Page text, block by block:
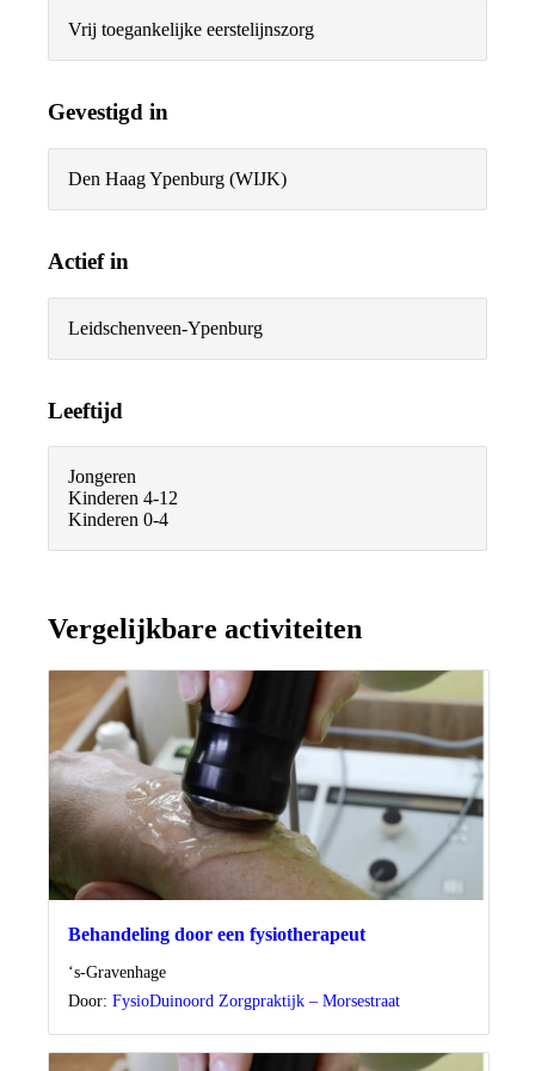
Vrij toegankelijke eerstelijnszorg
Gevestigd in
Den Haag Ypenburg (WIJK)
Actief in
Leidschenveen-Ypenburg
Leeftijd
Jongeren
Kinderen 4-12
Kinderen 0-4
Vergelijkbare activiteiten
Behandeling door een fysiotherapeut
Locatie
‘s-Gravenhage
Door: FysioDuinoord Zorgpraktijk – Morsestraat